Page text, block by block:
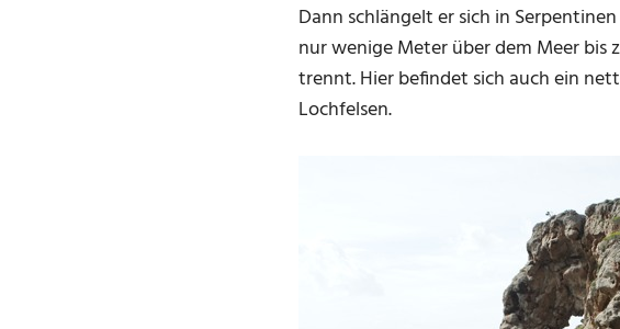
Dann schlängelt er sich in
nur wenige Meter über dem Meer bis
trennt. Hier befindet sich auch ein
Lochfelsen.